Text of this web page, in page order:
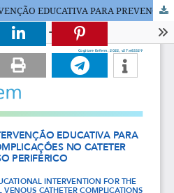
EFICÁCIA DE UMA INTERVENÇÃO EDUCATIVA PARA PREVENÇÃO DE COMPLICAÇÕES NO CATETER VENOSO PERIFÉRICO